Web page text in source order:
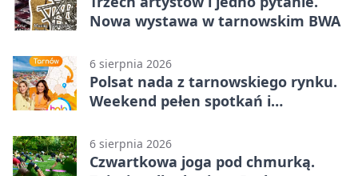
Nowa wystawa w tarnowskim BWA
6 sierpnia 2026
Polsat nada z tarnowskiego rynku.
Weekend pełen spotkań i
6 sierpnia 2026
Czwartkowa joga pod chmurką.